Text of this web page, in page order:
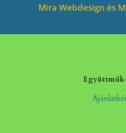
Mira Webdesign és